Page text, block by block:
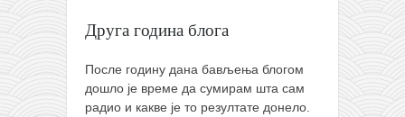
породичне приче
прота Воја
уместо твитера
календар српски
Друга година блога
После годину дана бављења блогом
дошло је време да сумирам шта сам
радио и какве је то резултате донело.